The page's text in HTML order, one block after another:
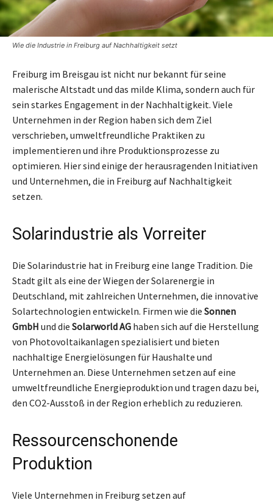
Wie die Industrie in Freiburg auf Nachhaltigkeit setzt
Freiburg im Breisgau ist nicht nur bekannt für seine
malerische Altstadt und das milde Klima, sondern auch für
sein starkes Engagement in der Nachhaltigkeit. Viele
Unternehmen in der Region haben sich dem Ziel
verschrieben, umweltfreundliche Praktiken zu
implementieren und ihre Produktionsprozesse zu
optimieren. Hier sind einige der herausragenden Initiativen
und Unternehmen, die in Freiburg auf Nachhaltigkeit
setzen.
Solarindustrie als Vorreiter
Die Solarindustrie hat in Freiburg eine lange Tradition. Die
Stadt gilt als eine der Wiegen der Solarenergie in
Deutschland, mit zahlreichen Unternehmen, die innovative
Solartechnologien entwickeln. Firmen wie die Sonnen
GmbH und die Solarworld AG haben sich auf die Herstellung
von Photovoltaikanlagen spezialisiert und bieten
nachhaltige Energielösungen für Haushalte und
Unternehmen an. Diese Unternehmen setzen auf eine
umweltfreundliche Energieproduktion und tragen dazu bei,
den CO2-Ausstoß in der Region erheblich zu reduzieren.
Ressourcenschonende
Produktion
Viele Unternehmen in Freiburg setzen auf